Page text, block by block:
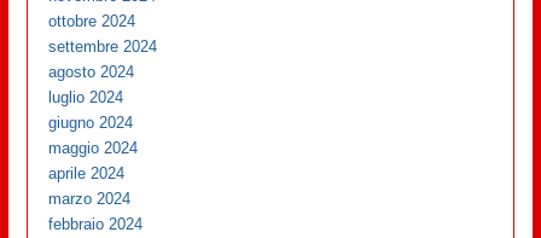
ottobre 2024
settembre 2024
agosto 2024
luglio 2024
giugno 2024
maggio 2024
aprile 2024
marzo 2024
febbraio 2024